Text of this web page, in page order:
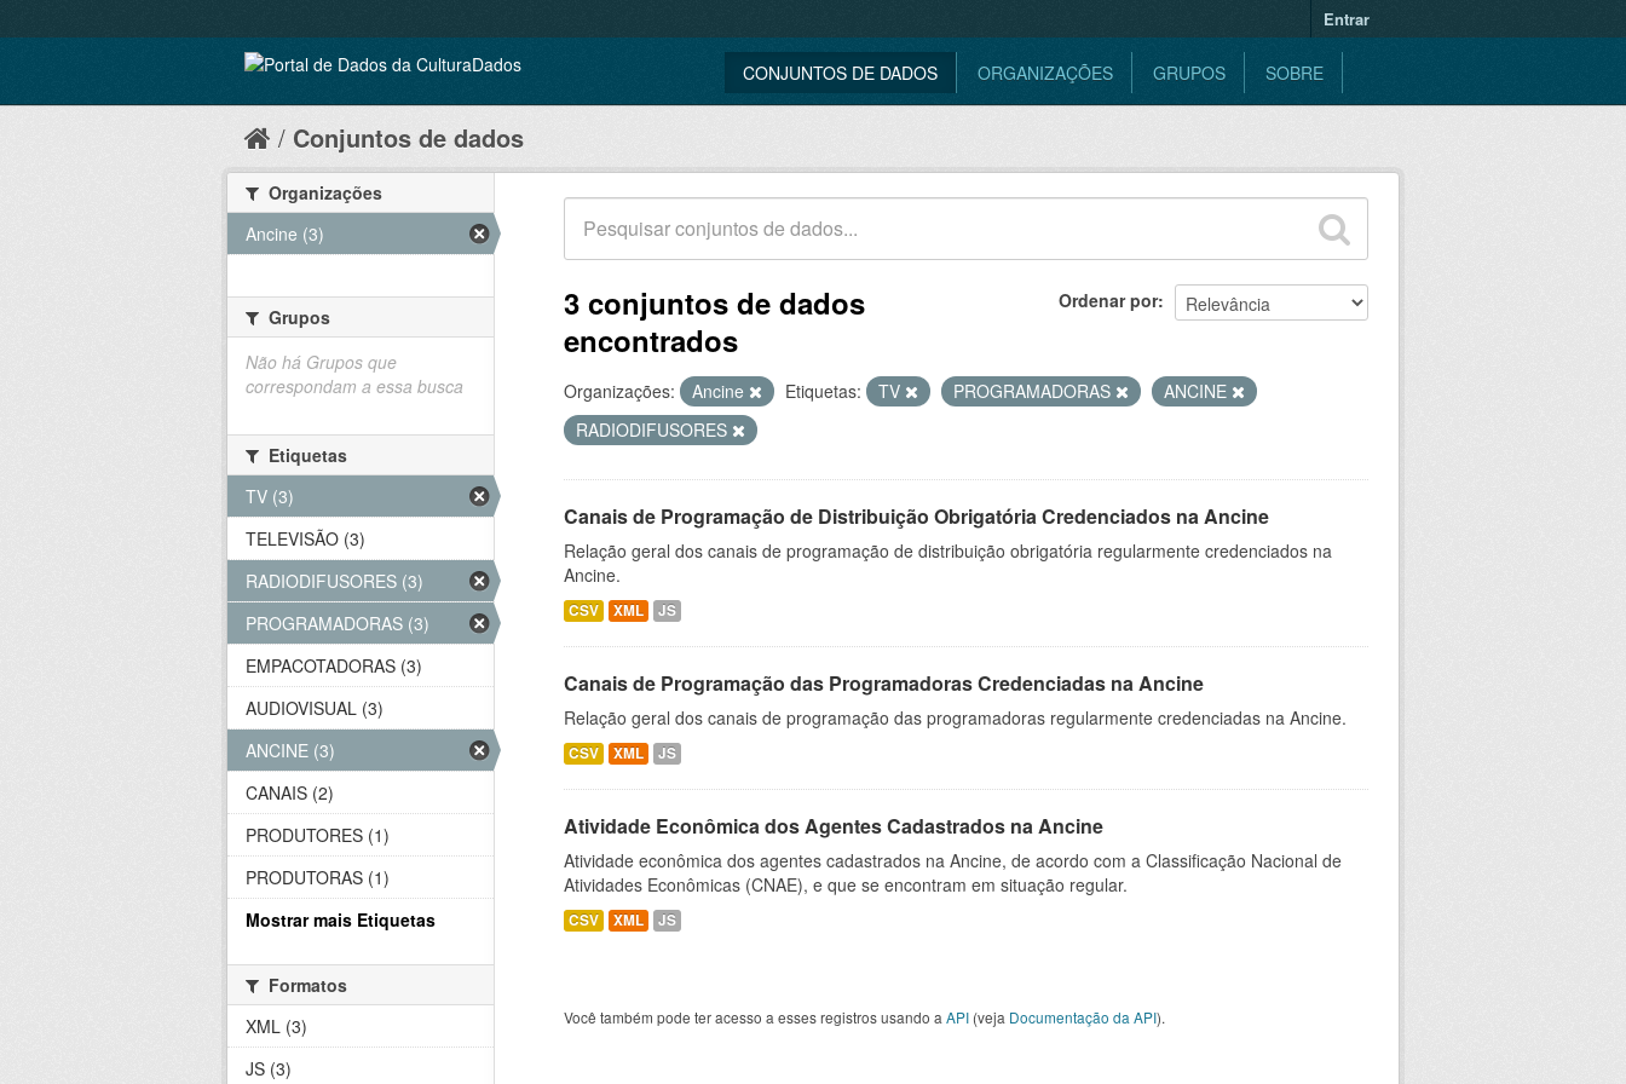
Entrar
CONJUNTOS DE DADOS ORGANIZAÇÕES GRUPOS SOBRE
Conjuntos de dados
Ordenar por
3 conjuntos de dados
encontrados
Organizações: Ancine Etiquetas: TV PROGRAMADORAS
ANCINE
RADIODIFUSORES
Canais de Programação de Distribuição Obrigatória Credenciados na Ancine
Relação geral dos canais de programação de distribuição obrigatória regularmente credenciados na
Ancine.
CSV XML JS
Canais de Programação das Programadoras Credenciadas na Ancine
Relação geral dos canais de programação das programadoras regularmente credenciadas na Ancine.
CSV XML JS
Atividade Econômica dos Agentes Cadastrados na Ancine
Atividade econômica dos agentes cadastrados na Ancine, de acordo com a Classificação Nacional de
Atividades Econômicas (CNAE), e que se encontram em situação regular.
CSV XML JS
Você também pode ter acesso a esses registros usando a API (veja Documentação da API).
Organizações
Ancine (3)
Grupos
Não há Grupos que
correspondam a essa busca
Etiquetas
TV (3)
TELEVISÃO (3)
RADIODIFUSORES (3)
PROGRAMADORAS (3)
EMPACOTADORAS (3)
AUDIOVISUAL (3)
ANCINE (3)
CANAIS (2)
PRODUTORES (1)
PRODUTORAS (1)
Mostrar mais Etiquetas
Formatos
XML (3)
JS (3)